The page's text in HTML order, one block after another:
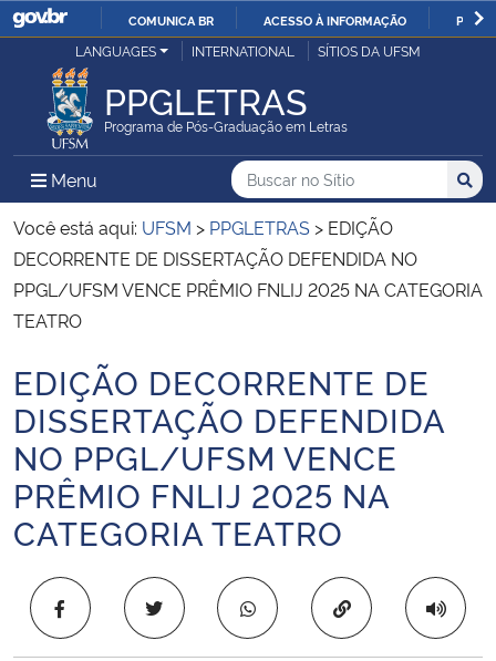
IR
O
COMUNICA BR ACESSO À INFORMAÇÃO
Ministério da Justiça e Segurança Pública
Ministério da Defesa
Ministério das Relações Exteriores
Ministério da Economia
Ministério da Agricultura, Pecuária e Abastecimento
Ministério da Educação
Ministério da Cidadania
Ministério da Saúde
Ministério de Minas e Energia
LANGUAGES INTERNATIONAL SÍTIOS DA UFSM
PPGLETRAS
Programa de Pós-Graduação em Letras
Menu Menu Principal do Sítio
Busca
Buscar no no Sítio
Busca:
Você está aqui: UFSM > PPGLETRAS > EDIÇÃO
DECORRENTE DE DISSERTAÇÃO DEFENDIDA NO
PPGL/UFSM VENCE PRÊMIO FNLIJ 2025 NA CATEGORIA
TEATRO
Início do conteúdo
EDIÇÃO DECORRENTE DE
DISSERTAÇÃO DEFENDIDA
NO PPGL/UFSM VENCE
PRÊMIO FNLIJ 2025 NA
CATEGORIA TEATRO
Copiar para área